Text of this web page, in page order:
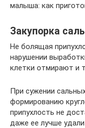
малыша: как
Закупорка
Не болящая
нарушении
клетки отмирают и
При сужении
формированию
припухлость не
даже ее лучше